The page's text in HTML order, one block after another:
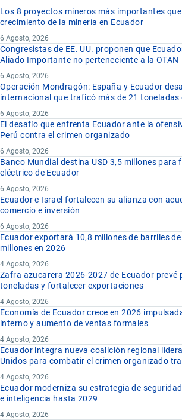
Los 8 proyectos mineros más importantes que
crecimiento de la minería en Ecuador
6 Agosto, 2026
Congresistas de EE. UU. proponen que
Aliado Importante no perteneciente a la OTAN
6 Agosto, 2026
Operación Mondragón: España y Ecuador
internacional que traficó más de 21 toneladas
6 Agosto, 2026
El desafío que enfrenta Ecuador ante la
Perú contra el crimen organizado
6 Agosto, 2026
Banco Mundial destina USD 3,5 millones para
eléctrico de Ecuador
6 Agosto, 2026
Ecuador e Israel fortalecen su alianza con
comercio e inversión
6 Agosto, 2026
Ecuador exportará 10,8 millones de barriles
millones en 2026
4 Agosto, 2026
Zafra azucarera 2026-2027 de Ecuador prevé
toneladas y fortalecer exportaciones
4 Agosto, 2026
Economía de Ecuador crece en 2026
interno y aumento de ventas formales
4 Agosto, 2026
Ecuador integra nueva coalición regional
Unidos para combatir el crimen organizado
4 Agosto, 2026
Ecuador moderniza su estrategia de
e inteligencia hasta 2029
4 Agosto, 2026